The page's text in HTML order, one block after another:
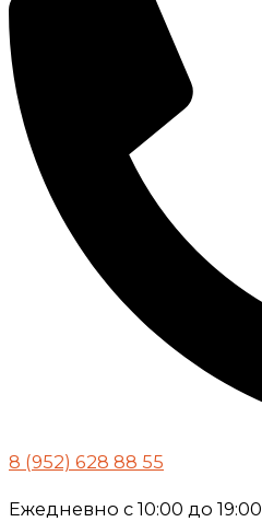
8 (952) 628 88 55
Ежедневно с 10:00 до 19:00